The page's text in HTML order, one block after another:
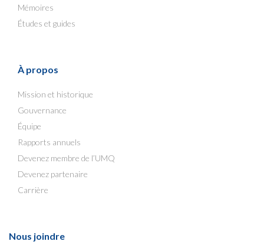
Mémoires
Études et guides
À propos
Mission et historique
Gouvernance
Équipe
Rapports annuels
Devenez membre de l’UMQ
Devenez partenaire
Carrière
Nous joindre